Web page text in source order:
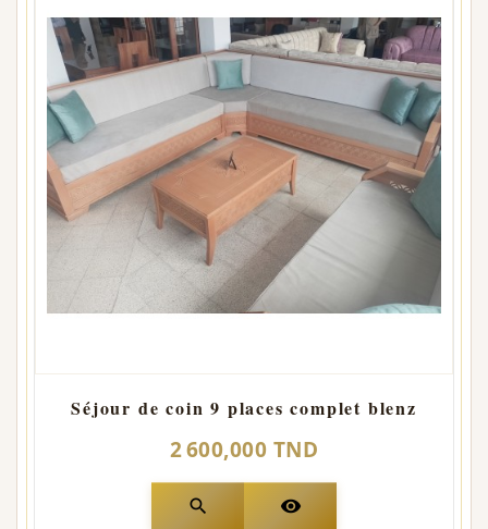
Séjour de coin 9 places complet blenz
2 600,000 TND
search visibility